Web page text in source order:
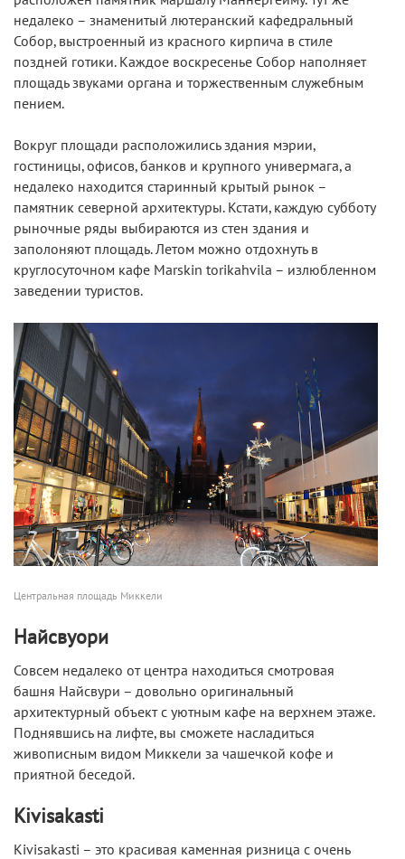
недалеко – знаменитый лютеранский кафедральный
Собор, выстроенный из красного кирпича в стиле
поздней готики. Каждое воскресенье Собор наполняет
площадь звуками органа и торжественным служебным
пением.
Вокруг площади расположились здания мэрии,
гостиницы, офисов, банков и крупного универмага, а
недалеко находится старинный крытый рынок –
памятник северной архитектуры. Кстати, каждую субботу
рыночные ряды выбираются из стен здания и
заполоняют площадь. Летом можно отдохнуть в
круглосуточном кафе Marskin torikahvila – излюбленном
заведении туристов.
Центральная площадь Миккели
Найсвуори
Совсем недалеко от центра находиться смотровая
башня Найсвури – довольно оригинальный
архитектурный объект с уютным кафе на верхнем этаже.
Поднявшись на лифте, вы сможете насладиться
живописным видом Миккели за чашечкой кофе и
приятной беседой.
Kivisakasti
Kivisakasti – это красивая каменная ризница с очень